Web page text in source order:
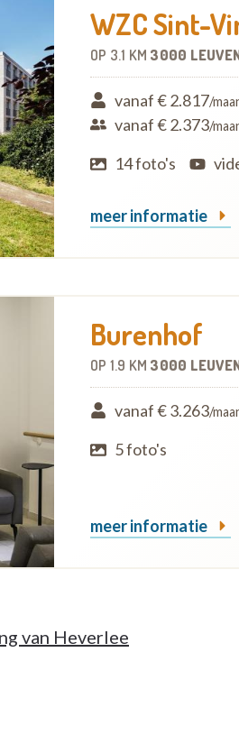
WZC Sint-
OP 3.1 KM 3000
vanaf € 2.817/
vanaf € 2.373/
14 foto's
meer informatie
Burenhof
OP 1.9 KM 3000
vanaf € 3.263/
5 foto's
meer informatie
van Heverlee